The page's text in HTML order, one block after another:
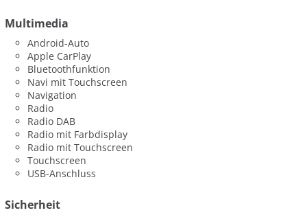
Multimedia
Android-Auto
Apple CarPlay
Bluetoothfunktion
Navi mit Touchscreen
Navigation
Radio
Radio DAB
Radio mit Farbdisplay
Radio mit Touchscreen
Touchscreen
USB-Anschluss
Sicherheit